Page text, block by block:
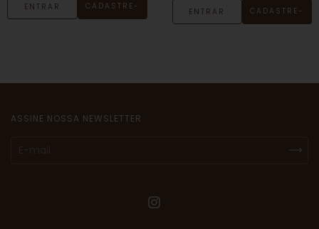
ENTRAR CADASTRE-
ENTRAR CADASTRE-
ASSINE NOSSA NEWSLETTER